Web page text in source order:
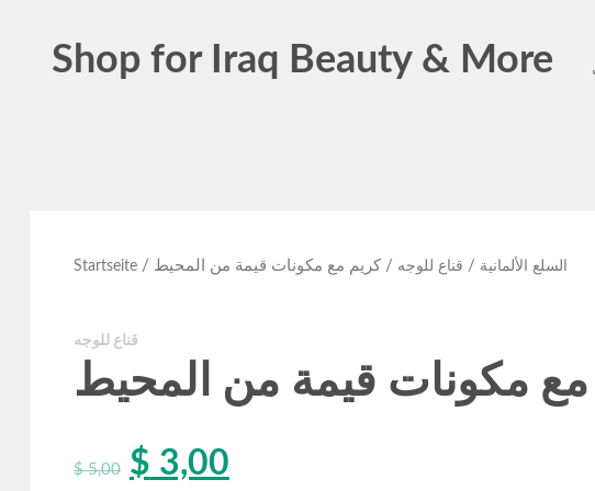
Shop for Iraq Beauty & More
Startseite/ السلع الألمانية / قناع للوجه / كريم مع مكونات قيمة من المحيط
قناع للوجه
مع مكونات قيمة من المحيط
$5,00 $ 3,00